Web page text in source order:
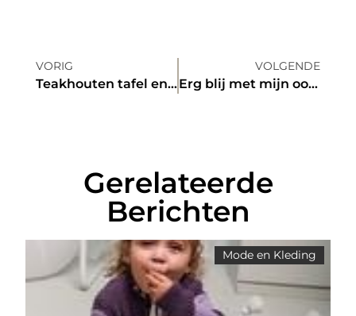
VORIG
Teakhouten tafel en stoelen
VOLGENDE
Erg blij met mijn ooglidcorrectie
Gerelateerde
Berichten
Mode en Kleding